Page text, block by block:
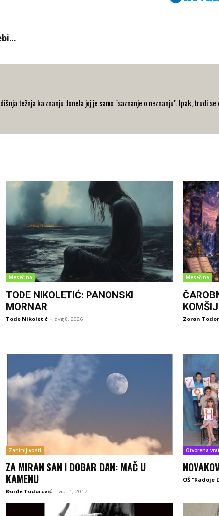
težnja ka znanju donela joj je samo "saznanje o neznanju". Ipak, trudi
Mesečina
TODE NIKOLETIĆ: PANONSKI
MORNAR
Tode Nikoletić - avg 8, 2026
Mesečina
Zoran
Zanimljivosti
ZA MIRAN SAN I DOBAR DAN: MAČ U
KAMENU
Đorđe Todorović - apr 1, 2017
Otvorena
OŠ "Radoje